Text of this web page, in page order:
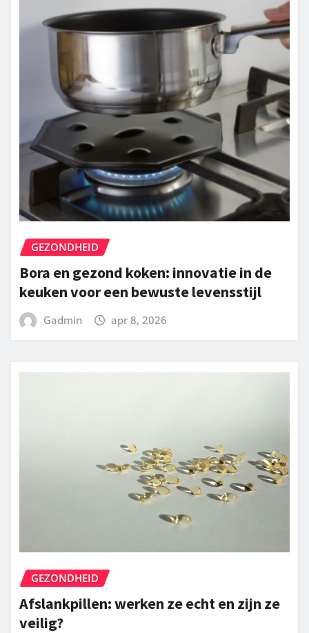
GEZONDHEID
Bora en gezond koken: innovatie in de
keuken voor een bewuste levensstijl
Gadmin apr 8, 2026
GEZONDHEID
Afslankpillen: werken ze echt en zijn ze
veilig?